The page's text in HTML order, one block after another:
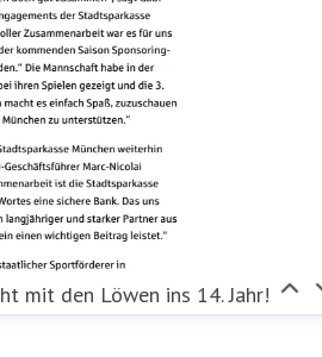
mit den Löwen ins 14. Jahr!